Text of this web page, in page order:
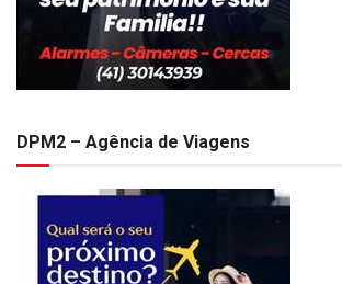
DPM2 – Agência de Viagens